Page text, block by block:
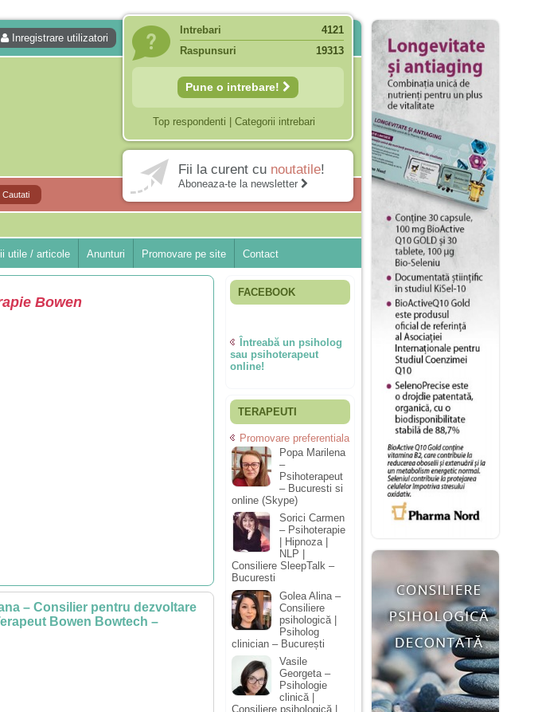
Inregistrare utilizatori
Intrebari
4121
Raspunsuri
19313
Pune o intrebare!
Top respondenti Categorii intrebari
Fii la curent cu noutatile!
Aboneaza-te la newsletter
utile / articole Anunturi Promovare pe site Contact
Bowen
– Consilier pentru dezvoltare
Bowen Bowtech –
FACEBOOK
Întreabă un psiholog
sau psihoterapeut
online!
TERAPEUTI
Promovare preferentiala
Popa Marilena
–
Psihoterapeut
– Bucuresti si
online (Skype)
Sorici Carmen
– Psihoterapie
| Hipnoza |
NLP |
Consiliere SleepTalk –
Bucuresti
Golea Alina –
Consiliere
psihologică |
Psiholog
clinician – București
Vasile
Georgeta –
Psihologie
clinică |
Consiliere psihologică |